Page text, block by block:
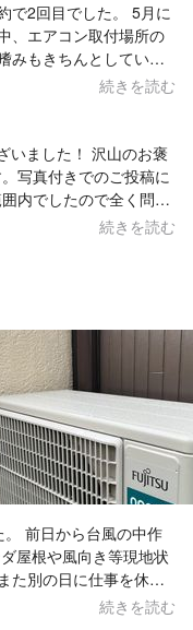
で2回目でした。 5月に
、エアコン取付場所の
みもきちんとしている
さんしかいなかったの
コンの背面部分をナッ
応して頂きました。 鉄
で、室内機も前倒しに
ので黒カビ対策にもな
で壁面にピッタリくっ
した結露や湿気で黒カ
コン的には浮かしてい
ｗ、こういう注文に
丁寧にやってくれたの
がとうございまし
続きを読む
いました！ 沢山のお褒
写真付きでのご投稿に
内でしたので全く問題
お伝えいただきました
続きを読む
前日から台風の中作
屋根や風向き等現地状
た別の日に仕事を休ま
カバーも利用可能との
続きを読む